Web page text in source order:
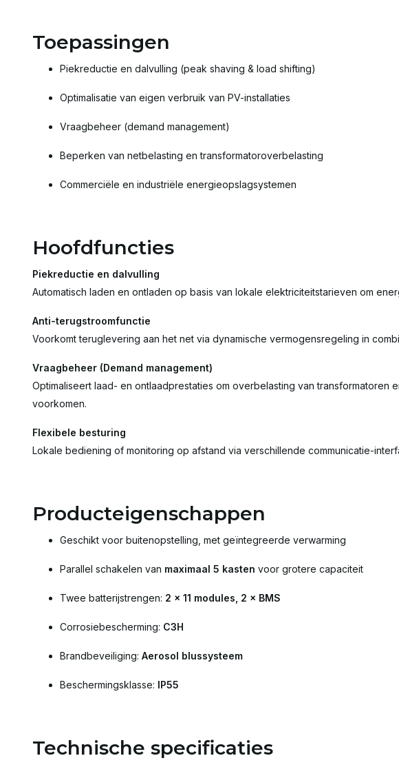
Toepassingen
Piekreductie en dalvulling (peak shaving & load shifting)
Optimalisatie van eigen verbruik van PV-installaties
Vraagbeheer (demand management)
Beperken van netbelasting en transformatoroverbelasting
Commerciële en industriële energieopslagsystemen
Hoofdfuncties
Piekreductie en dalvulling
Automatisch laden en ontladen op basis van lokale elektriciteitstarieven om
Anti-terugstroomfunctie
Voorkomt teruglevering aan het net via dynamische vermogensregeling in
Vraagbeheer (Demand management)
Optimaliseert laad- en ontlaadprestaties om overbelasting van transformatoren
voorkomen.
Flexibele besturing
Lokale bediening of monitoring op afstand via verschillende communicatie-
Producteigenschappen
Geschikt voor buitenopstelling, met geïntegreerde verwarming
Parallel schakelen van maximaal 5 kasten voor grotere capaciteit
Twee batterijstrengen: 2 × 11 modules, 2 × BMS
Corrosiebescherming: C3H
Brandbeveiliging: Aerosol blussysteem
Beschermingsklasse: IP55
Technische specificaties